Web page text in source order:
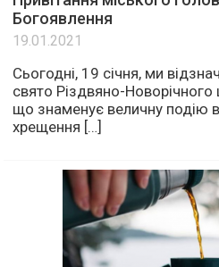
Богоявлення
19.01.2021
Сьогодні, 19 січня, ми
свято Різдвяно-
що знаменує величну подію в
хрещення […]